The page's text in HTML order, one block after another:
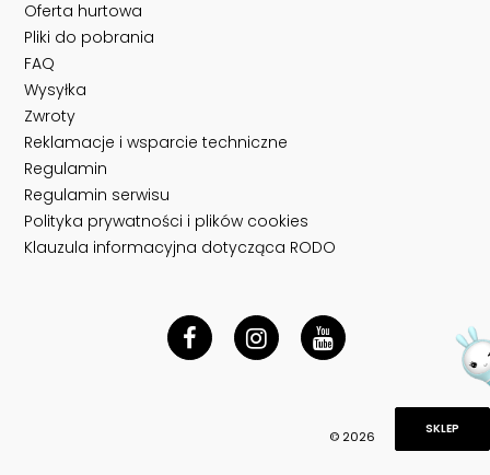
SKLEP
Oferta hurtowa
Pliki do pobrania
FAQ
Wysyłka
Zwroty
Reklamacje i wsparcie techniczne
Regulamin
Regulamin serwisu
Polityka prywatności i plików cookies
Klauzula informacyjna dotycząca RODO
© 2026